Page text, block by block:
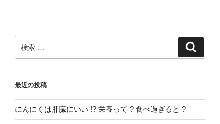
索:
最近の投稿
にんにくは肝臓にいい !? 栄養って ? 食べ過ぎると ?